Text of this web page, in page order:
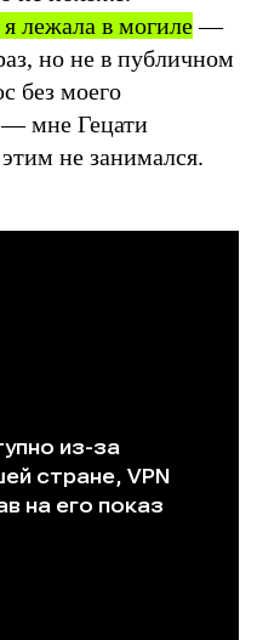
лежала в могиле—
но не в публичном
без моего
— мне Гецати
не занимался.